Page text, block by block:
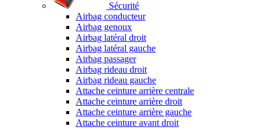
Sécurité
Airbag conducteur
Airbag genoux
Airbag latéral droit
Airbag latéral gauche
Airbag passager
Airbag rideau droit
Airbag rideau gauche
Attache ceinture arrière centrale
Attache ceinture arrière droit
Attache ceinture arrière gauche
Attache ceinture avant droit